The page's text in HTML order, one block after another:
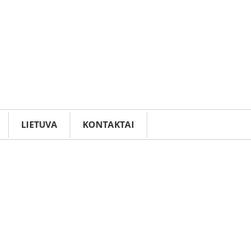
LIETUVA KONTAKTAI